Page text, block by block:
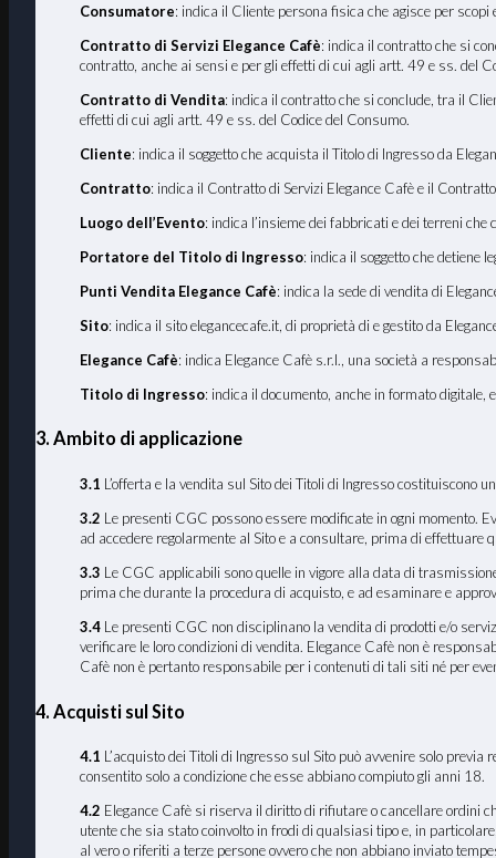
Consumatore: indica il Cliente persona fisica che agisce per
Contratto di Servizi Elegance Cafè: indica il contratto che si
contratto, anche ai sensi e per gli effetti di cui agli artt. 49 e ss. del
Contratto di Vendita: indica il contratto che si conclude, tra il
effetti di cui agli artt. 49 e ss. del Codice del Consumo.
Cliente: indica il soggetto che acquista il Titolo di Ingresso da
Contratto: indica il Contratto di Servizi Elegance Cafè e il
Luogo dell’Evento: indica l’insieme dei fabbricati e dei terreni
Portatore del Titolo di Ingresso: indica il soggetto che detiene
Punti Vendita Elegance Cafè: indica la sede di vendita di
Sito: indica il sito elegancecafe.it, di proprietà di e gestito da
Elegance Cafè: indica Elegance Cafè s.r.l., una società a
Titolo di Ingresso: indica il documento, anche in formato digitale,
3. Ambito di applicazione
3.1 L’offerta e la vendita sul Sito dei Titoli di Ingresso
3.2 Le presenti CGC possono essere modificate in ogni momento.
ad accedere regolarmente al Sito e a consultare, prima di
3.3 Le CGC applicabili sono quelle in vigore alla data di
prima che durante la procedura di acquisto, e ad esaminare e
3.4 Le presenti CGC non disciplinano la vendita di prodotti e/o
verificare le loro condizioni di vendita. Elegance Cafè non è
Cafè non è pertanto responsabile per i contenuti di tali siti né per
4. Acquisti sul Sito
4.1 L’acquisto dei Titoli di Ingresso sul Sito può avvenire solo
consentito solo a condizione che esse abbiano compiuto gli anni 18.
4.2 Elegance Cafè si riserva il diritto di rifiutare o cancellare ordini
utente che sia stato coinvolto in frodi di qualsiasi tipo e, in
al vero o riferiti a terze persone ovvero che non abbiano inviato